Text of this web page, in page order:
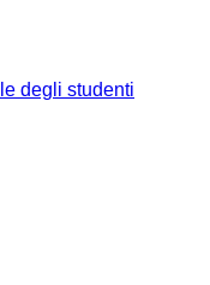
degli studenti